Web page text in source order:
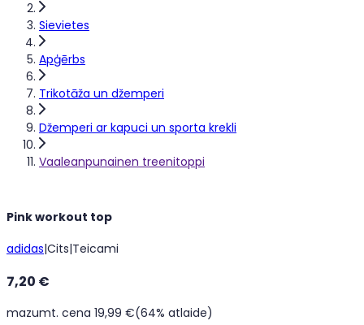
Sievietes
Apģērbs
Trikotāža un džemperi
Džemperi ar kapuci un sporta krekli
Vaaleanpunainen treenitoppi
Pink workout top
adidas|Cits|Teicami
7,20 €
mazumt. cena 19,99 €(64% atlaide)